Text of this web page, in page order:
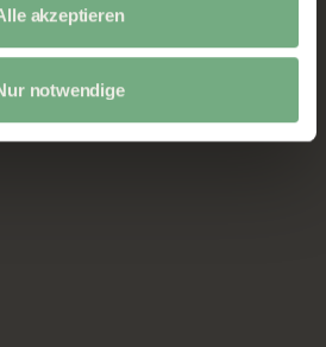
akzeptieren
notwendige